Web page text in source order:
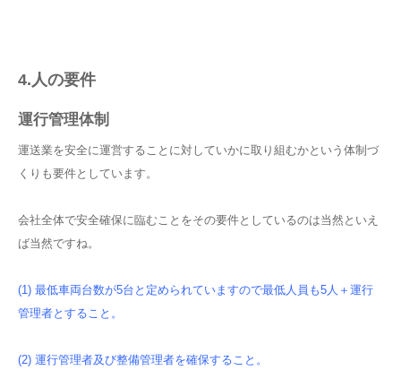
4.人の要件
運行管理体制
運送業を安全に運営することに対していかに取り組むかという体制づ
くりも要件としています。
会社全体で安全確保に臨むことをその要件としているのは当然といえ
ば当然ですね。
(1) 最低車両台数が5台と定められていますので最低人員も5人＋運行
管理者とすること。
(2) 運行管理者及び整備管理者を確保すること。